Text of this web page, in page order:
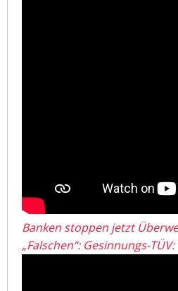
Banken stoppen jetzt
„Falschen“: Gesinnungs-TÜV: